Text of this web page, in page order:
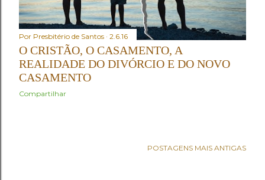
Por Presbitério de Santos 2.6.16
O CRISTÃO, O CASAMENTO, A
REALIDADE DO DIVÓRCIO E DO NOVO
CASAMENTO
Compartilhar
POSTAGENS MAIS ANTIGAS